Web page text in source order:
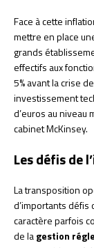
Face à cette
mettre en place
grands
effectifs aux
5% avant la crise
investissement
d’euros au
cabinet McKinsey.
Les défis de
La transposition
d’importants défis
caractère parfois
de lagestion